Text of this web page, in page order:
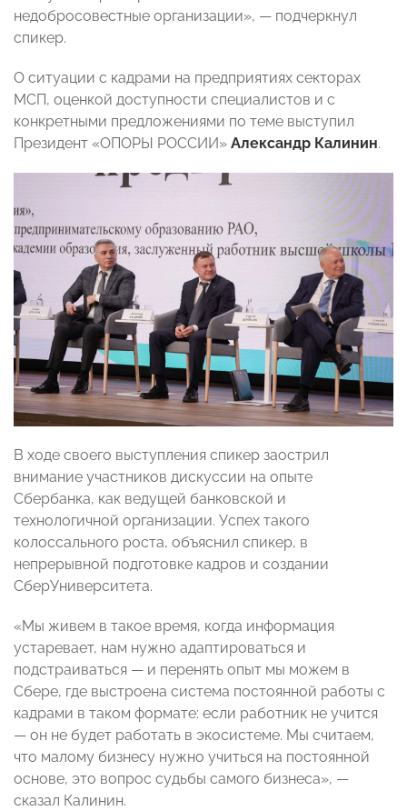
недобросовестные организации», — подчеркнул
спикер.
О ситуации с кадрами на предприятиях секторах
МСП, оценкой доступности специалистов и с
конкретными предложениями по теме выступил
Президент «ОПОРЫ РОССИИ» Александр Калинин.
В ходе своего выступления спикер заострил
внимание участников дискуссии на опыте
Сбербанка, как ведущей банковской и
технологичной организации. Успех такого
колоссального роста, объяснил спикер, в
непрерывной подготовке кадров и создании
СберУниверситета.
«Мы живем в такое время, когда информация
устаревает, нам нужно адаптироваться и
подстраиваться — и перенять опыт мы можем в
Сбере, где выстроена система постоянной работы с
кадрами в таком формате: если работник не учится
— он не будет работать в экосистеме. Мы считаем,
что малому бизнесу нужно учиться на постоянной
основе, это вопрос судьбы самого бизнеса», —
сказал Калинин.